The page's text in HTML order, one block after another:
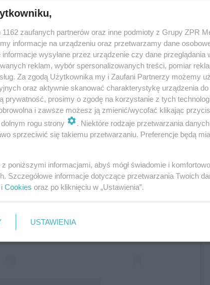
krótki wpis, który zelektryzował
zaufanych partnerów oraz inne podmioty z Grupy ZPR
informacje na urządzeniu oraz przetwarzamy dane
informacje wysyłane przez urządzenie czy dane przeglądania
reklam, wybór spersonalizowanych treści, pomiar
Za zgodą Użytkownika my i Zaufani Partnerzy możemy
oraz aktywnie skanować charakterystykę urządzenia
prywatność, prosimy o zgodę na korzystanie z tych
i zawsze możesz ją zmienić/wycofać klikając
rogu strony
. Niektóre rodzaje przetwarzania
sprzeciwić się takiemu przetwarzaniu. Preferencje będą
z poniższymi informacjami, abyś mógł świadomie i
Szczegółowe informacje dotyczące przetwarzania Twoich
i Cookies oraz po kliknięciu w „Ustawienia”.
USTAWIENIA